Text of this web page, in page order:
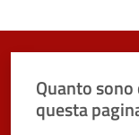
Quanto
questa